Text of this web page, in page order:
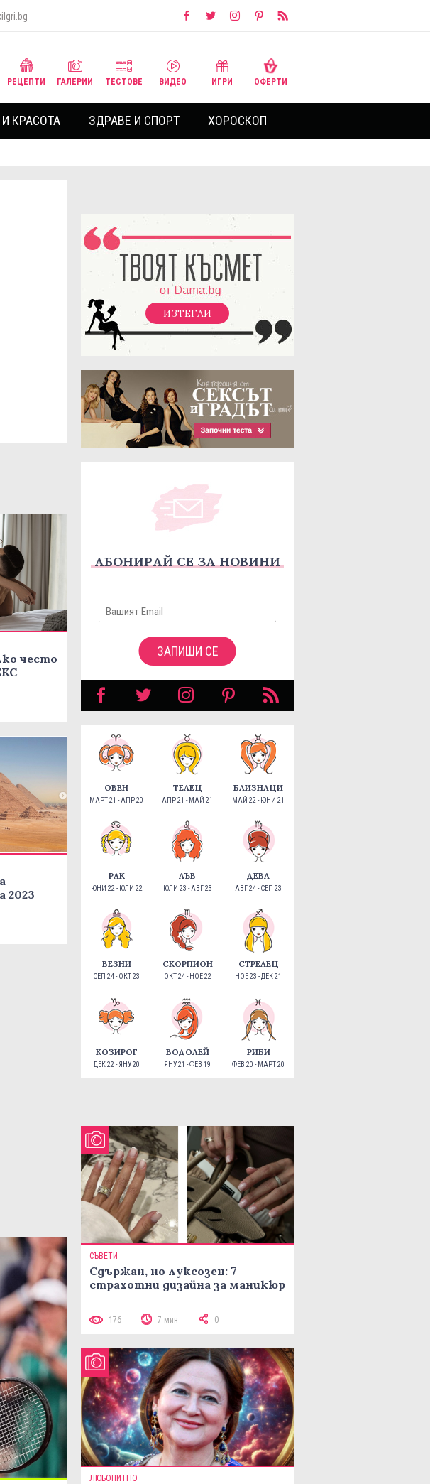
РЕЦЕПТИ ГАЛЕРИИ ТЕСТОВЕ ВИДЕО ИГРИ ОФЕРТИ
КРАСОТА ЗДРАВЕ И СПОРТ ХОРОСКОП
често
2023
ИЗТЕГЛИ
АБОНИРАЙ СЕ ЗА НОВИНИ
ЗАПИШИ СЕ
ОВЕН
МАРТ 21 - АПР 20
ТЕЛЕЦ
АПР 21 - МАЙ 21
БЛИЗНАЦИ
МАЙ 22 - ЮНИ 21
РАК
ЮНИ 22 - ЮЛИ 22
ЛЪВ
ЮЛИ 23 - АВГ 23
ДЕВА
АВГ 24 - СЕП 23
ВЕЗНИ
СЕП 24 - ОКТ 23
СКОРПИОН
ОКТ 24 - НОЕ 22
СТРЕЛЕЦ
НОЕ 23 - ДЕК 21
КОЗИРОГ
ДЕК 22 - ЯНУ 20
ВОДОЛЕЙ
ЯНУ 21 - ФЕВ 19
РИБИ
ФЕВ 20 - МАРТ 20
СЪВЕТИ
Сдържан, но луксозен: 7
страхотни дизайна за маникюр
176 7 мин 0
ЛЮБОПИТНО